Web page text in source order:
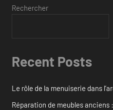
Rechercher
Recent Posts
Le rôle de la menuiserie dans
Réparation de meubles